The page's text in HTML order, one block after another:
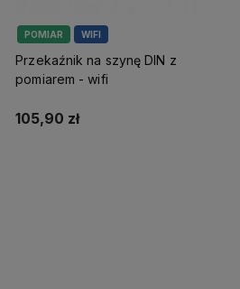
POMIAR WIFI
Przekaźnik na szynę DIN z
pomiarem - wifi
105,90 zł